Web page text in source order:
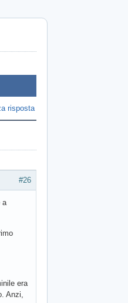
risposta
#26
a
era
Anzi,